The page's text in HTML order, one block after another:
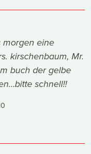
morgen eine
kirschenbaum, Mr.
buch der gelbe
schnell!!